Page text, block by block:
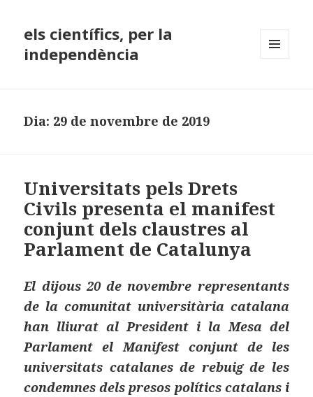
els científics, per la
independència
Dia: 29 de novembre de 2019
Universitats pels Drets
Civils presenta el manifest
conjunt dels claustres al
Parlament de Catalunya
El dijous 20 de novembre representants
de la comunitat universitària catalana
han lliurat al President i la Mesa del
Parlament elManifest conjunt de les
universitats catalanes de rebuig de les
condemnes dels presos polítics catalans i